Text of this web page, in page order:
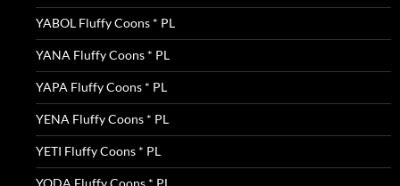
YABOL Fluffy Coons * PL
YANA Fluffy Coons * PL
YAPA Fluffy Coons * PL
YENA Fluffy Coons * PL
YETI Fluffy Coons * PL